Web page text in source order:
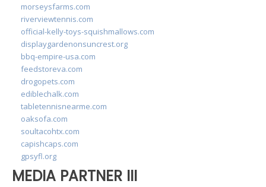
morseysfarms.com
riverviewtennis.com
official-kelly-toys-squishmallows.com
displaygardenonsuncrest.org
bbq-empire-usa.com
feedstoreva.com
drogopets.com
ediblechalk.com
tabletennisnearme.com
oaksofa.com
soultacohtx.com
capishcaps.com
gpsyfl.org
MEDIA PARTNER III